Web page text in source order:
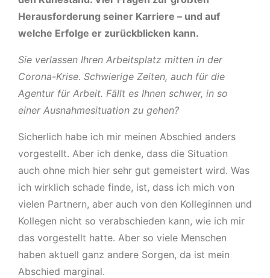
Herausforderung seiner Karriere – und auf
welche Erfolge er zurückblicken kann.
Sie verlassen Ihren Arbeitsplatz mitten in der
Corona-Krise. Schwierige Zeiten, auch für die
Agentur für Arbeit. Fällt es Ihnen schwer, in so
einer Ausnahmesituation zu gehen?
Sicherlich habe ich mir meinen Abschied anders
vorgestellt. Aber ich denke, dass die Situation
auch ohne mich hier sehr gut gemeistert wird. Was
ich wirklich schade finde, ist, dass ich mich von
vielen Partnern, aber auch von den Kolleginnen und
Kollegen nicht so verabschieden kann, wie ich mir
das vorgestellt hatte. Aber so viele Menschen
haben aktuell ganz andere Sorgen, da ist mein
Abschied marginal.